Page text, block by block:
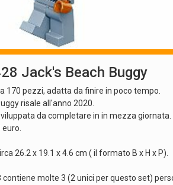
Jack's Beach Buggy
170 pezzi, adatta da finire in poco tempo.
risale all'anno 2020.
da completare in in mezza giornata.
euro.
26.2 x 19.1 x 4.6 cm ( il formato B x H x P).
contiene molte 3 (2 unici per questo set)